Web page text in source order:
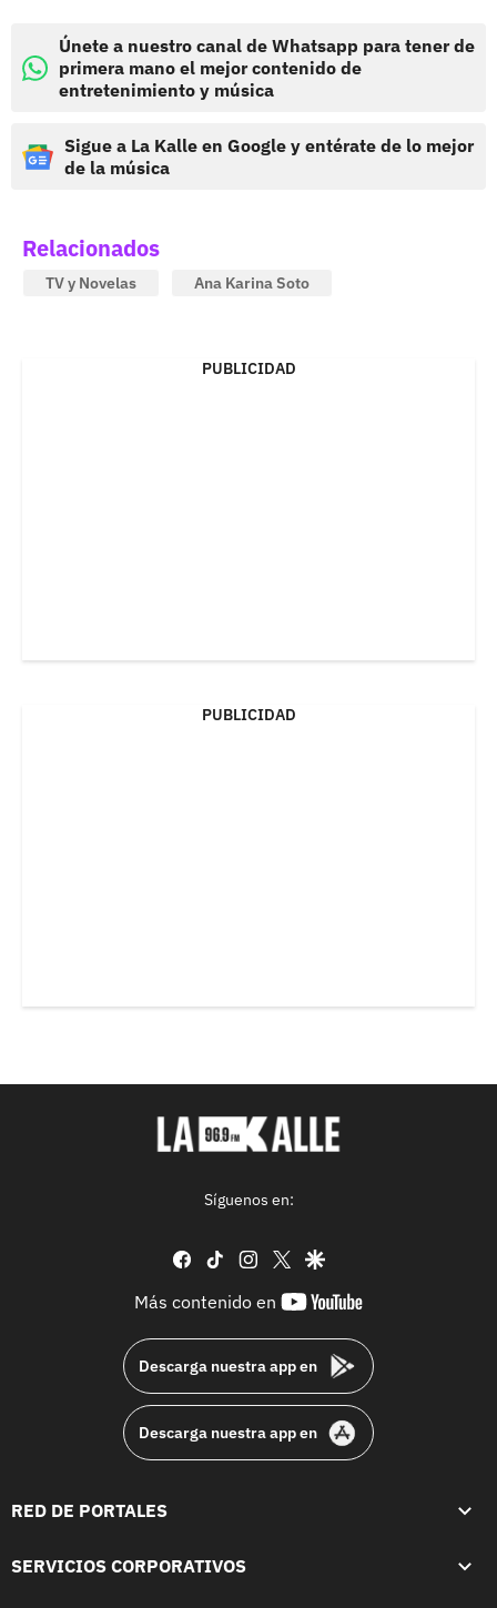
Únete a nuestro canal de Whatsapp para tener de
primera mano el mejor contenido de
entretenimiento y música
Sigue a La Kalle en Google y entérate de lo mejor
de la música
Relacionados
TV y Novelas Ana Karina Soto
PUBLICIDAD
PUBLICIDAD
Síguenos en:
facebook
tiktok instagram
twittergoogle
Más contenido en
youtube-
Descarga nuestra app en
Descarga nuestra app en
RED DE PORTALES
SERVICIOS CORPORATIVOS